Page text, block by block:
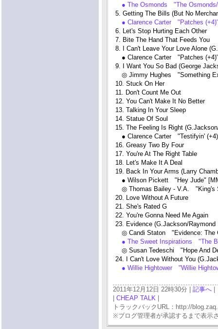
● The Osmonds "The
5. Getting The Bills (But No
● Clarence Carter "Patches
6. Let's Stop Hurting Each Other
7. Bite The Hand That Feeds You
8. I Can't Leave Your Love Alone
● Clarence Carter "Patches
9. I Want You So Bad (George
◎ Jimmy Hughes "Something
10. Stuck On Her
11. Don't Count Me Out
12. You Can't Make It No Better
13. Talking In Your Sleep
14. Statue Of Soul
15. The Feeling Is Right
● Clarence Carter "Testifyin'
16. Greasy Two By Four
17. You're At The Right Table
18. Let's Make It A Deal
19. Back In Your Arms (Larry
● Wilson Pickett "Hey Jude"
◎ Thomas Bailey - V.A. "King's
20. Love Without A Future
21. She's Rated G
22. You're Gonna Need Me Again
23. Evidence (G.Jackson/Raymond
◎ Candi Staton "Evidence: The
● The Sweet Inspirations "The
◎ Susan Tedeschi "Hope And
24. I Can't Love Without You
● Willie Hightower "Willie
2011年12月12日 22時30分 | 記事へ
CHEAP TALK
トラックバックURL：http://
※ブログ管理者が承認するまで表示